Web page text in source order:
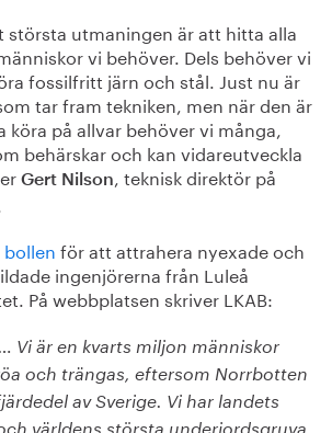
största utmaningen är att hitta alla
vi behöver. Dels behöver vi
fossilfritt järn och stål. Just nu är
tar fram tekniken, men när den är
köra på allvar behöver vi många,
behärskar och kan vidareutveckla
Gert Nilson
, teknisk direktör på
bollenför att attrahera nyexade och
ingenjörerna från Luleå
På webbplatsen skriver LKAB:
Vi är en kvarts miljon människor
och trängas, eftersom Norrbotten
av Sverige. Vi har landets